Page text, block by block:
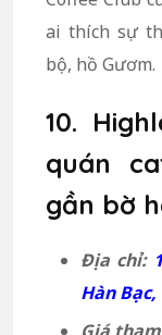
ai thích sự
bộ, hồ Gươm.
10.
quán
gần bờ
Địa chỉ:
Hàn
Giá